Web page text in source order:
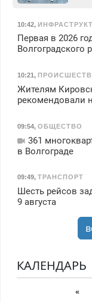
10:42,
Первая в 2026
Волгоградского
10:21 ,
Жителям
рекомендовали
09:54, ОБЩЕСТВО
361
в Волгограде
09:49, ТРАНСПОРТ
Шесть рейсов
9 августа
КАЛЕНДАРЬ
«